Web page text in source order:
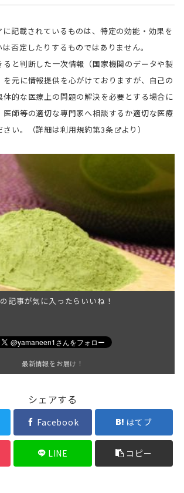
記載されているものは、特定の効能・効果を
否定したりするものではありません。
ると判断した一次情報（国家機関のデータや製
を元に情報提供を心がけておりますが、自己の
体的な医療上の問題の解決を必要とする場合に
医師等の適切な専門家へ相談するか適切な医療
い。（詳細は利用規約第3条 より）
記事が気に入ったらいいね！
最新情報をお届け！
シェアする
Facebook はてブ
LINE コピー